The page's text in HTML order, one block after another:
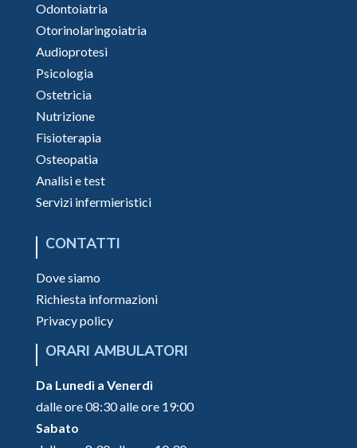
Odontoiatria
Otorinolaringoiatria
Audioprotesi
Psicologia
Ostetricia
Nutrizione
Fisioterapia
Osteopatia
Analisi e test
Servizi infermieristici
CONTATTI
Dove siamo
Richiesta informazioni
Privacy policy
ORARI AMBULATORI
Da Lunedì a Venerdì
dalle ore 08:30 alle ore 19:00
Sabato